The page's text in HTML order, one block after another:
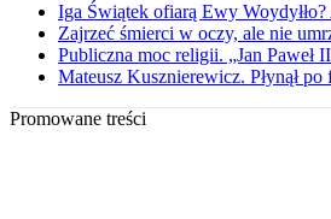
Iga Świątek ofiarą Ewy
Zajrzeć śmierci w oczy, ale nie
Publiczna moc religii. „Jan Paweł
Mateusz Kusznierewicz. Płynął po
Promowane treści